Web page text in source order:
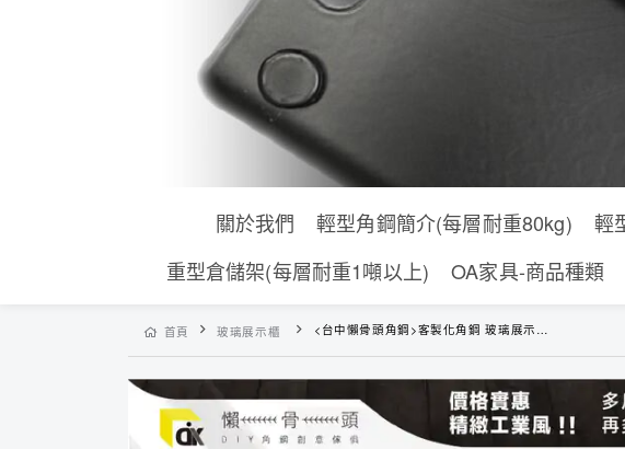
關於我們 輕型角鋼簡介(每層耐重80kg) 輕
重型倉儲架(每層耐重1噸以上)
OA家具-商品種類
首頁 玻璃展示櫃 <台中懶骨頭角鋼>客製化角鋼 玻璃展示櫃 層架收納 置物架 雙滑門 層架 工業風層架 收納架 (黑色/白色)DIY家具